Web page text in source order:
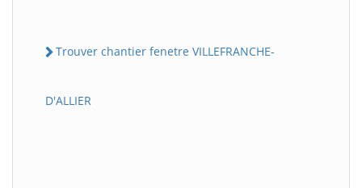
Trouver chantier fenetre VILLEFRANCHE-
D'ALLIER